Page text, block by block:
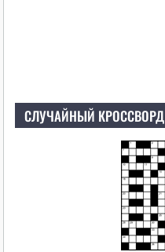
СЛУЧАЙНЫЙ КРОССВОРД